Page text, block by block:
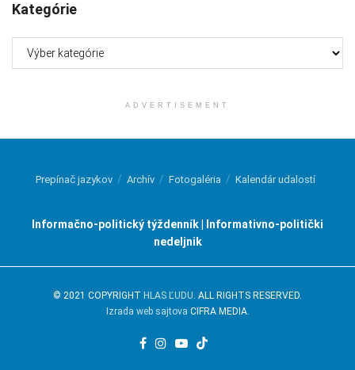
Kategórie
Kategórie
ADVERTISEMENT
Prepínač jazykov Archív Fotogaléria Kalendár udalostí
Informačno-politický týždenník | Informativno-politički
nedeljnik
© 2021 COPYRIGHT HLAS ĽUDU. ALL RIGHTS RESERVED.
Izrada web sajtova CIFRA MEDIA.